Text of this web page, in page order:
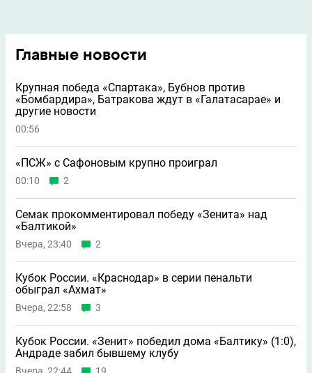
Главные новости
Крупная победа «Спартака», Бубнов против
«Бомбардира», Батракова ждут в «Галатасарае» и
другие новости
00:56
«ПСЖ» с Сафоновым крупно проиграл
00:10 2
Семак прокомментировал победу «Зенита» над
«Балтикой»
Вчера, 23:40 2
Кубок России. «Краснодар» в серии пенальти
обыграл «Ахмат»
Вчера, 22:58 3
Кубок России. «Зенит» победил дома «Балтику» (1:0),
Андраде забил бывшему клубу